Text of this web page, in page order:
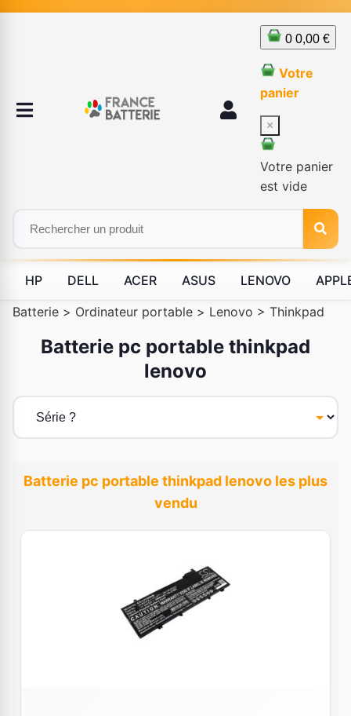
0 0,00 €
Votre
panier
×
Votre panier
est vide
HP DELL ACER ASUS LENOVO
Batterie > Ordinateur portable > Lenovo > Thinkpad
Batterie pc portable thinkpad
lenovo
Batterie pc portable thinkpad lenovo les plus
vendu